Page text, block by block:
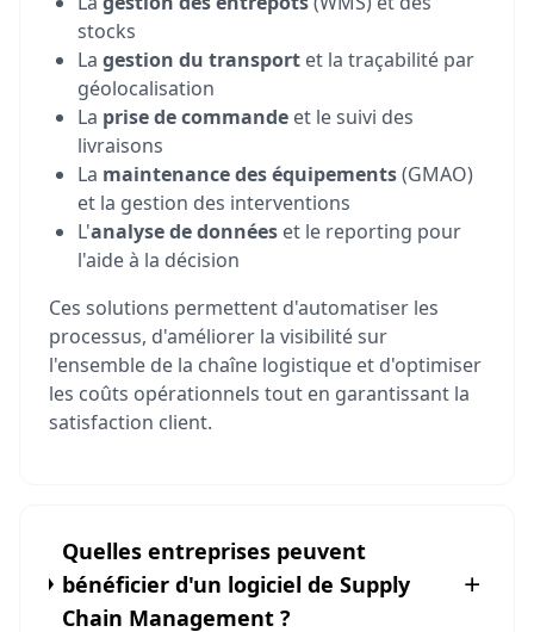
stocks
La gestion du transport et la traçabilité par
géolocalisation
La prise de commande et le suivi des
livraisons
La maintenance des équipements(GMAO)
et la gestion des interventions
L'analyse de données et le reporting pour
l'aide à la décision
Ces solutions permettent d'automatiser les
processus, d'améliorer la visibilité sur
l'ensemble de la chaîne logistique et d'optimiser
les coûts opérationnels tout en garantissant la
satisfaction client.
Quelles entreprises peuvent
bénéficier d'un logiciel de Supply
Chain Management ?